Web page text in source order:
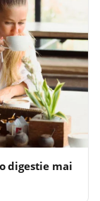
digestie mai